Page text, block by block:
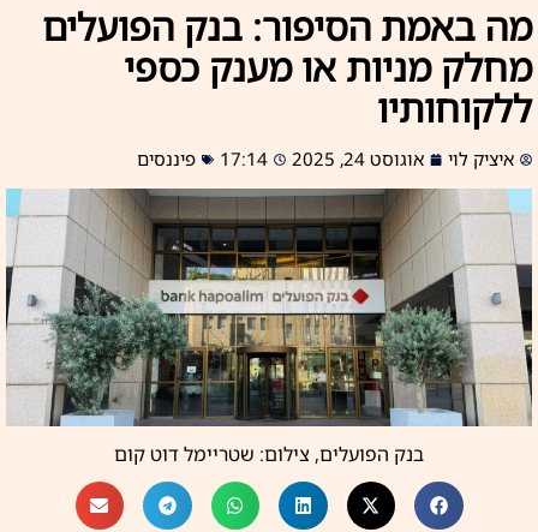
מה באמת הסיפור: בנק הפועלים
מחלק מניות או מענק כספי
ללקוחותיו
איציק לוי אוגוסט 24, 2025 17:14 פיננסים
בנק הפועלים, צילום: שטריימל דוט קום